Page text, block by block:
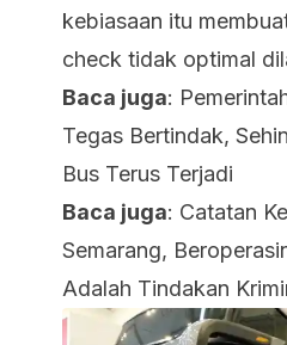
kebiasaan itu
check tidak optimal
Baca juga:
Tegas Bertindak,
Bus Terus Terjadi
Baca juga: Catatan
Semarang,
Adalah Tindakan